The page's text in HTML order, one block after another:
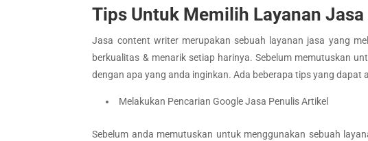
Tips Untuk Memilih Layanan
Jasa content writer merupakan sebuah layanan jasa yang
berkualitas & menarik setiap harinya. Sebelum memutuskan
dengan apa yang anda inginkan. Ada beberapa tips yang
Melakukan Pencarian Google Jasa Penulis Artikel
Sebelum anda memutuskan untuk menggunakan sebuah